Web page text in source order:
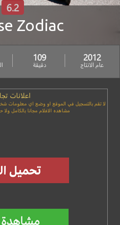
Zodiac
6.2
2012
عام الانتاج
109
دقيقة
اعلانات
لا تقم بالتسجيل في الموقع او وضع اي معلومات
مشاهده الافلام مجانا بالكامل